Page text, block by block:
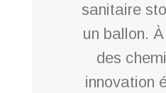
sanitaire
un ballon.
des
innovation